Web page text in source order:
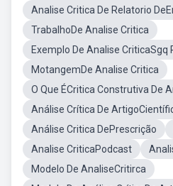
Analise Critica De Relatorio
TrabalhoDe Analise Critica
Exemplo De Analise CriticaSgq
MotangemDe Analise Critica
O Que ÉCritica Construtiva De
Análise Crítica De
Análise Critica DePrescrição
Analise CriticaPodcast
Modelo De AnaliseCritirca